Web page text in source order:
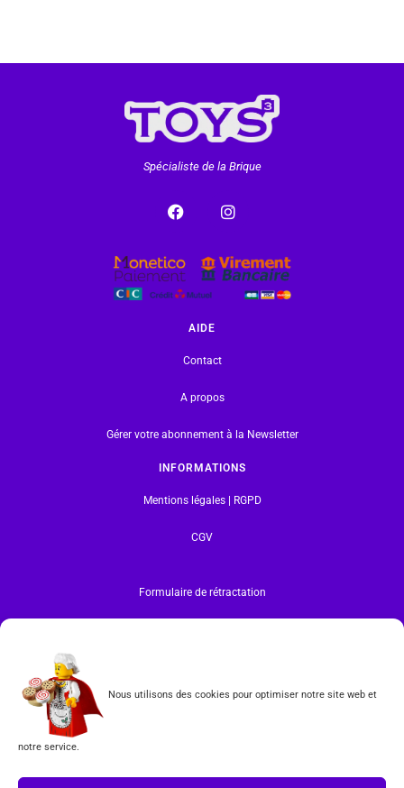
Nous utilisons des cookies pour optimiser notre site web et
notre service.
Spécialiste de la Brique
AIDE
Contact
A propos
Gérer votre abonnement à la Newsletter
INFORMATIONS
Mentions légales | RGPD
CGV
Formulaire de rétractation
en restent les propriétaires. Tous droits réservés.
INSCRIPTION À LA NEWSLETTER